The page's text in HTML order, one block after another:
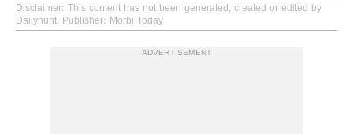
Disclaimer: This content has not been generated, created or edited by
Dailyhunt. Publisher: Morbi Today
ADVERTISEMENT